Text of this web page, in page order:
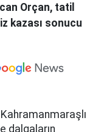
Orçan, tatil
kazası sonucu
dalgaların